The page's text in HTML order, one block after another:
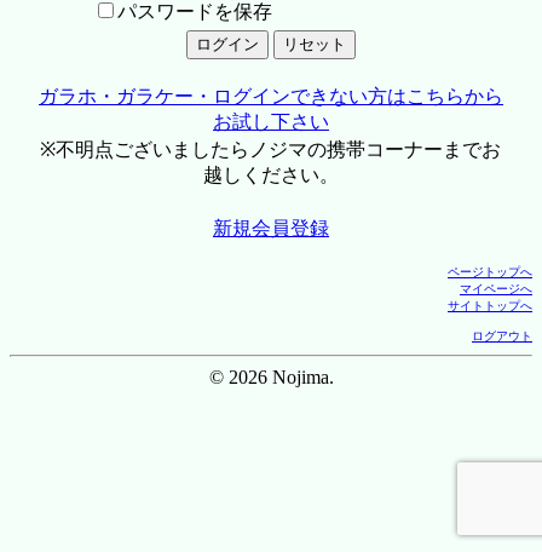
パスワードを保存
ガラホ・ガラケー・ログインできない方はこちらから
お試し下さい
※不明点ございましたらノジマの携帯コーナーまでお
越しください。
新規会員登録
ページトップへ
マイページへ
サイトトップへ
ログアウト
© 2026 Nojima.